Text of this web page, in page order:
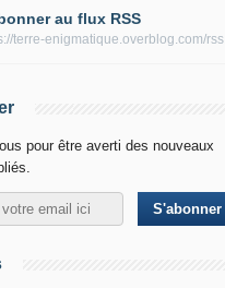
au flux RSS
terre-enigmatique.overblog.com/rss
pour être averti des nouveaux